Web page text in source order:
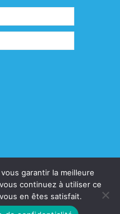
garantir la meilleure
continuez à utiliser ce
en êtes satisfait.